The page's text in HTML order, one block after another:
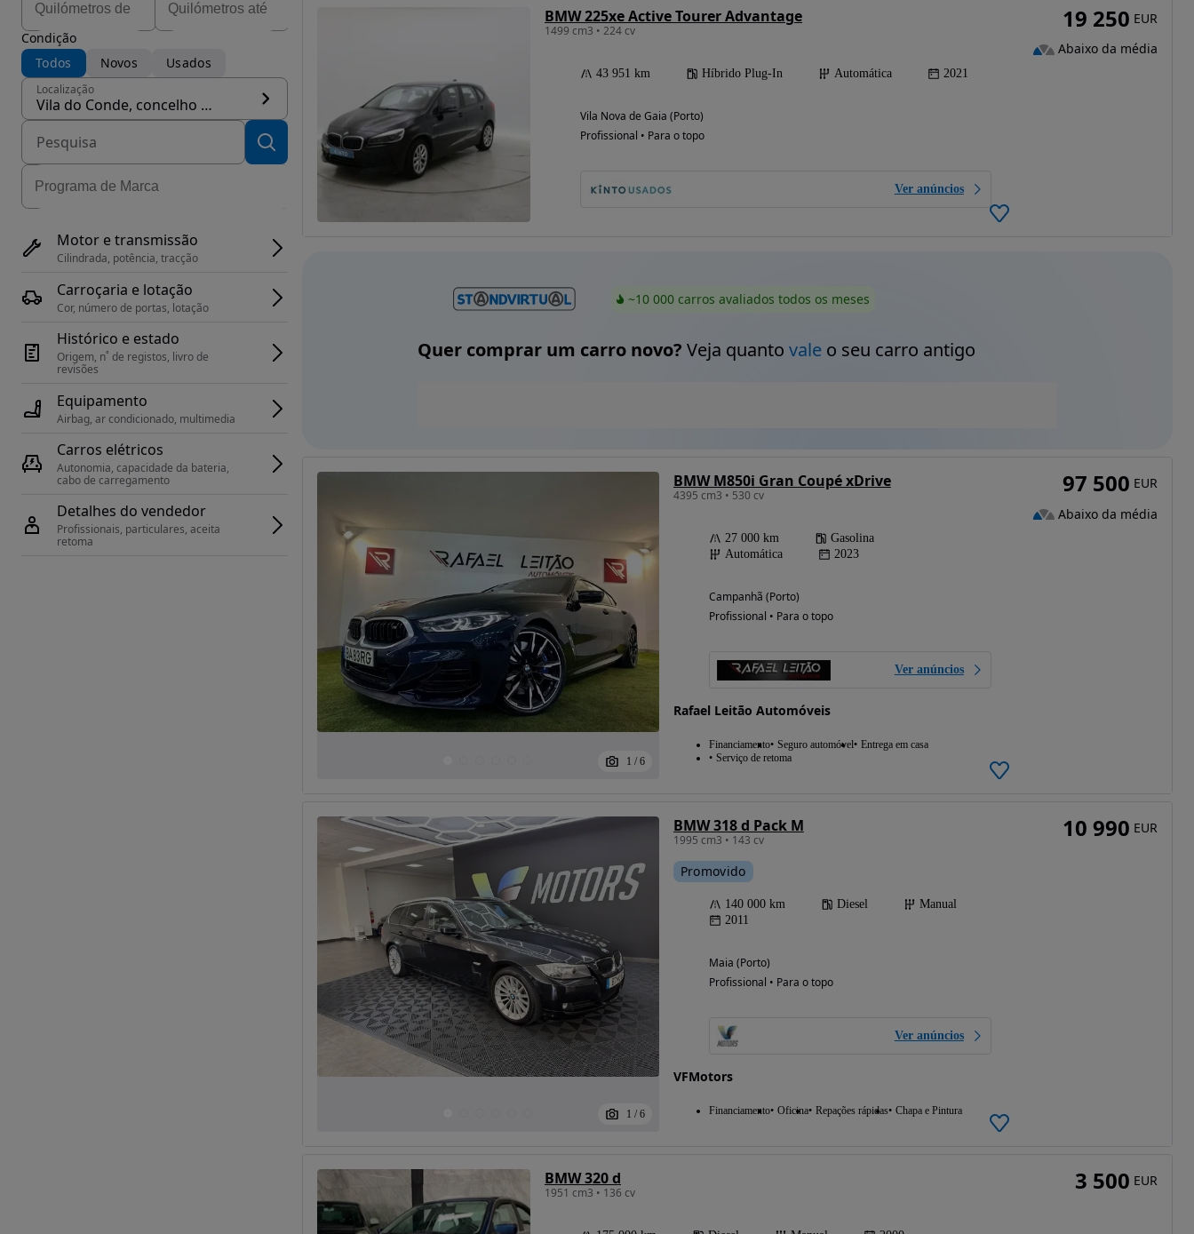
Condição
Todos
Novos Usados
Localização
Vila do Conde, concelho Vila do Conde
Motor e transmissão
Cilindrada, potência, tracção
Carroçaria e lotação
Cor, número de portas, lotação
Histórico e estado
Origem, n˚ de registos, livro de
revisões
Equipamento
Airbag, ar condicionado, multimedia
Carros elétricos
Autonomia, capacidade da bateria,
cabo de carregamento
Detalhes do vendedor
Profissionais, particulares, aceita
retoma
BMW 225xe Active Tourer Advantage
1499 cm3 • 224 cv
43 951 km Híbrido Plug-In Automática 2021
Vila Nova de Gaia (Porto)
Profissional • Para o topo
Ver anúncios
19 250 EUR
Abaixo da média
~10 000 carros avaliados todos os meses
Quer comprar um carro novo? Veja quanto valeo seu carro antigo
1 / 6
BMW M850i Gran Coupé xDrive
4395 cm3 • 530 cv
27 000 km
Gasolina
Automática
2023
Campanhã (Porto)
Profissional • Para o topo
Ver anúncios
Rafael Leitão Automóveis
Financiamento Seguro automóvel Entrega em casa
Serviço de retoma
97 500 EUR
Abaixo da média
1 / 6
BMW 318 d Pack M
1995 cm3 • 143 cv
Promovido
140 000 km Diesel
Manual
2011
Maia (Porto)
Profissional • Para o topo
Ver anúncios
VFMotors
Financiamento Oficina Repações rápidas Chapa e Pintura
10 990 EUR
BMW 320 d
1951 cm3 • 136 cv 3 500 EUR